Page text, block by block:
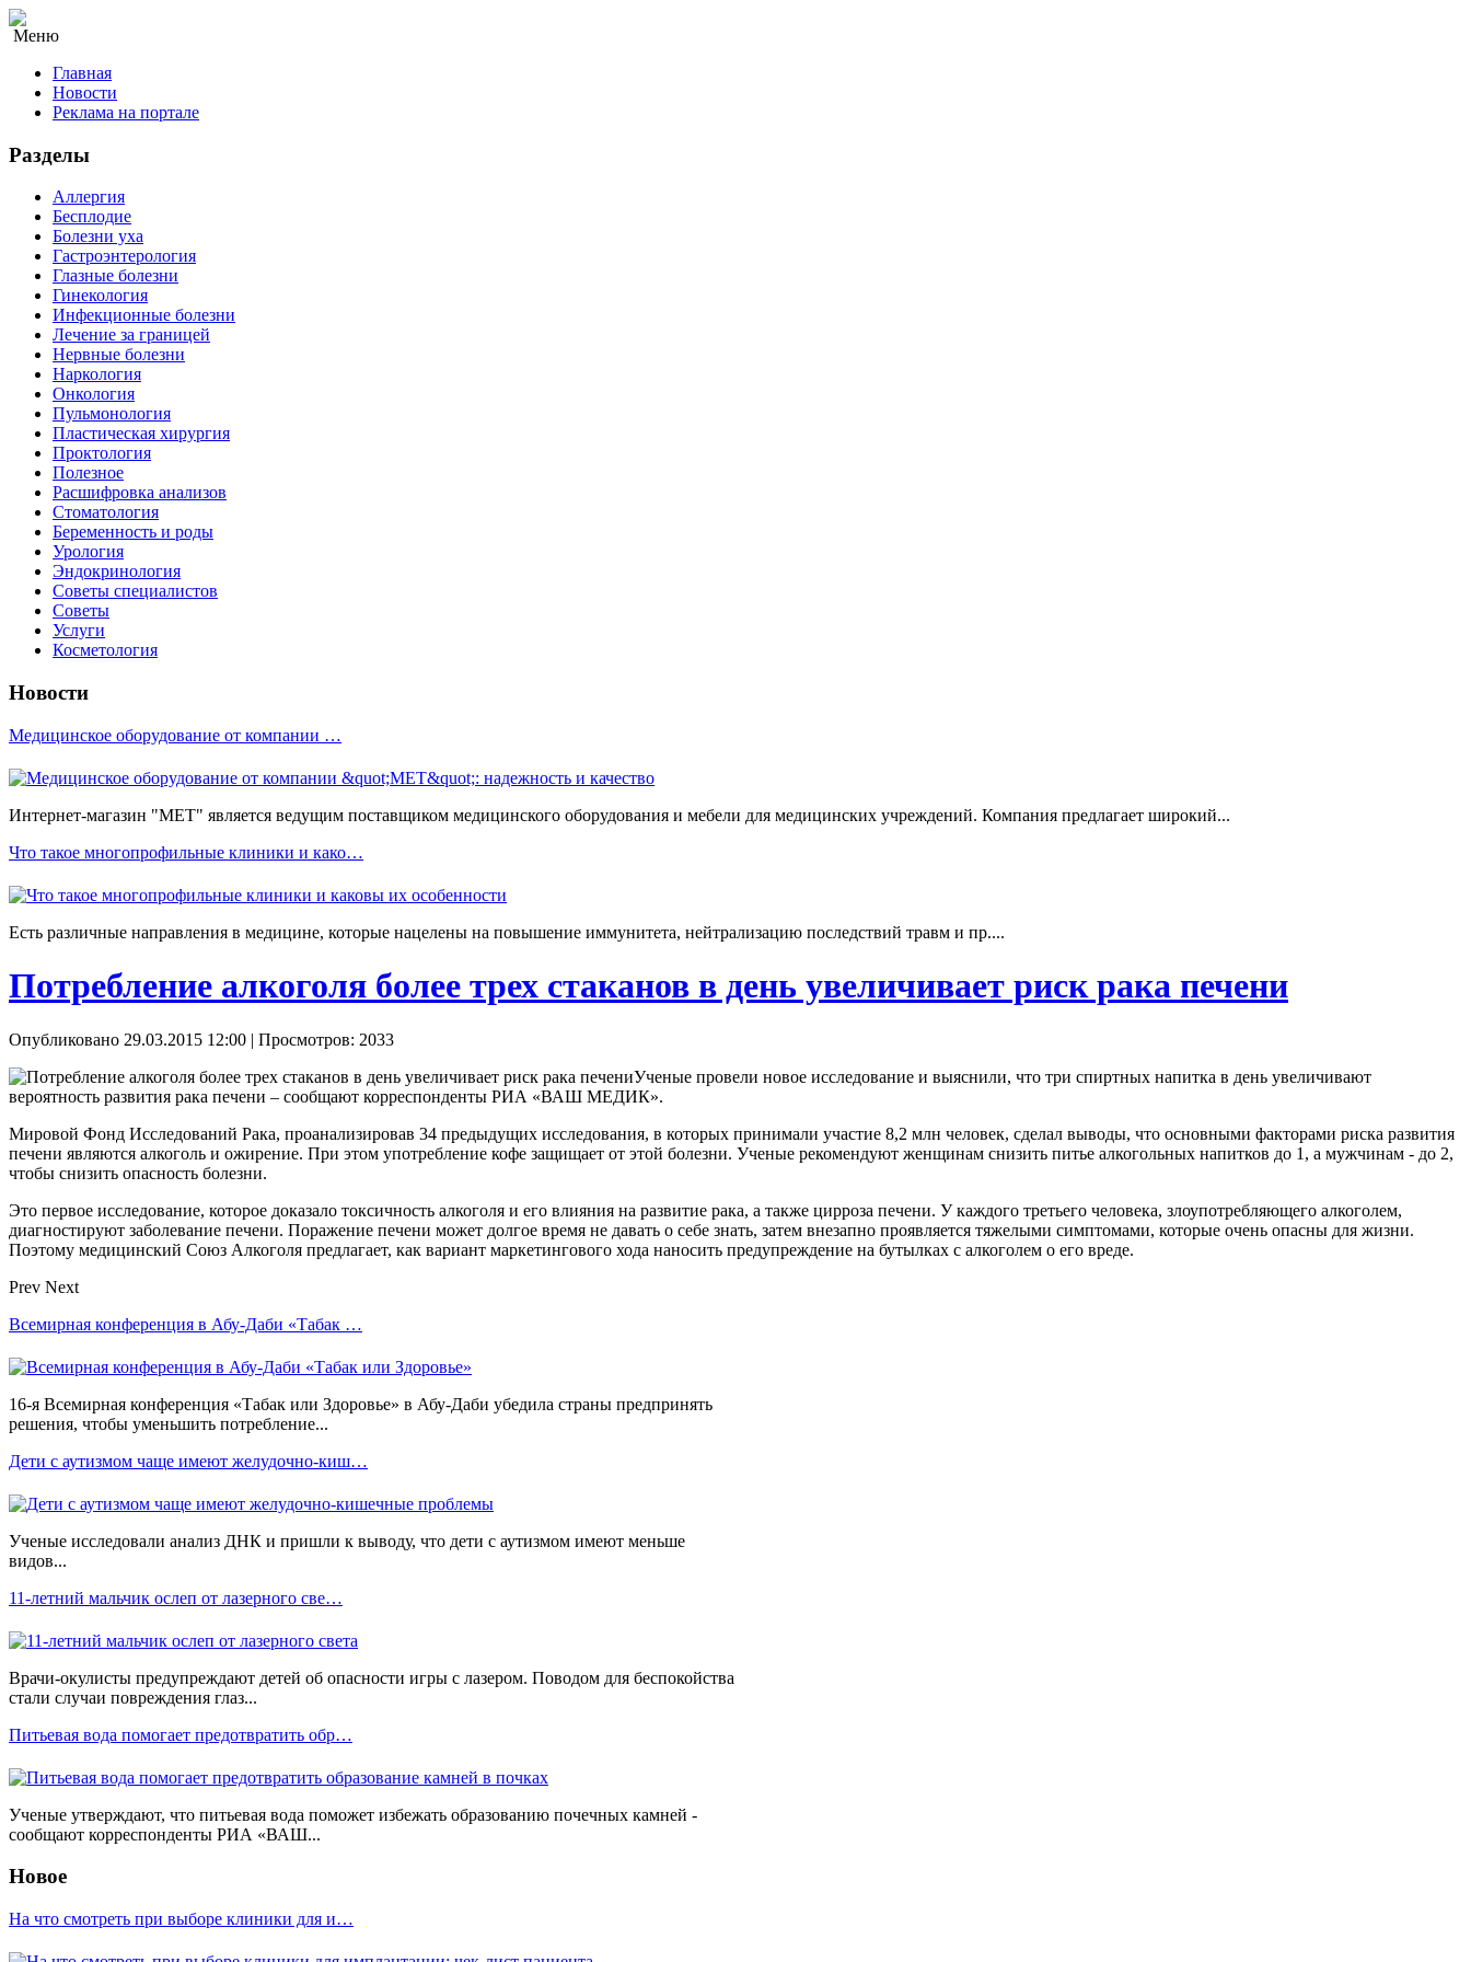
Меню
Главная
Новости
Реклама на портале
Разделы
Аллергия
Бесплодие
Болезни уха
Гастроэнтерология
Глазные болезни
Гинекология
Инфекционные болезни
Лечение за границей
Нервные болезни
Наркология
Онкология
Пульмонология
Пластическая хирургия
Проктология
Полезное
Расшифровка анализов
Стоматология
Беременность и роды
Урология
Эндокринология
Советы специалистов
Советы
Услуги
Косметология
Новости
Медицинское оборудование от компании …
Интернет-магазин "МЕТ" является ведущим поставщиком медицинского оборудования и мебели для медицинских учреждений. Компания предлагает широкий...
Что такое многопрофильные клиники и како…
Есть различные направления в медицине, которые нацелены на повышение иммунитета, нейтрализацию последствий травм и пр....
Потребление алкоголя более трех стаканов в день увеличивает риск рака печени
Опубликовано 29.03.2015 12:00 | Просмотров: 2033
Ученые провели новое исследование и выяснили, что три спиртных напитка в день увеличивают
вероятность развития рака печени – сообщают корреспонденты РИА «ВАШ МЕДИК».
Мировой Фонд Исследований Рака, проанализировав 34 предыдущих исследования, в которых принимали участие 8,2 млн человек, сделал выводы, что основными факторами риска развития
печени являются алкоголь и ожирение. При этом употребление кофе защищает от этой болезни. Ученые рекомендуют женщинам снизить питье алкогольных напитков до 1, а мужчинам - до 2,
чтобы снизить опасность болезни.
Это первое исследование, которое доказало токсичность алкоголя и его влияния на развитие рака, а также цирроза печени. У каждого третьего человека, злоупотребляющего алкоголем,
диагностируют заболевание печени. Поражение печени может долгое время не давать о себе знать, затем внезапно проявляется тяжелыми симптомами, которые очень опасны для жизни.
Поэтому медицинский Союз Алкоголя предлагает, как вариант маркетингового хода наносить предупреждение на бутылках с алкоголем о его вреде.
Prev Next
Всемирная конференция в Абу-Даби «Табак …
16-я Всемирная конференция «Табак или Здоровье» в Абу-Даби убедила страны предпринять
решения, чтобы уменьшить потребление...
Дети с аутизмом чаще имеют желудочно-киш…
Ученые исследовали анализ ДНК и пришли к выводу, что дети с аутизмом имеют меньше
видов...
11-летний мальчик ослеп от лазерного све…
Врачи-окулисты предупреждают детей об опасности игры с лазером. Поводом для беспокойства
стали случаи повреждения глаз...
Питьевая вода помогает предотвратить обр…
Ученые утверждают, что питьевая вода поможет избежать образованию почечных камней -
сообщают корреспонденты РИА «ВАШ...
Новое
На что смотреть при выборе клиники для и…